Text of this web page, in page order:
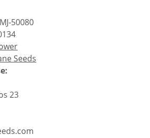
MJ-50080
Seeds
23